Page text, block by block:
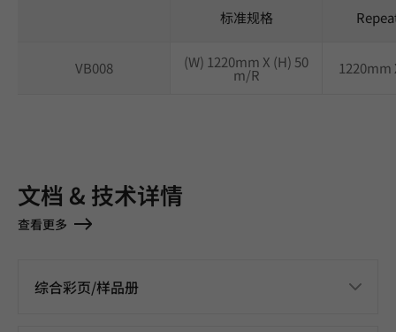
标准规格
VB008 (W) 1220mm X (H) 50
m/R 1220mm
文档 & 技术详情
查看更多
综合彩页/样品册